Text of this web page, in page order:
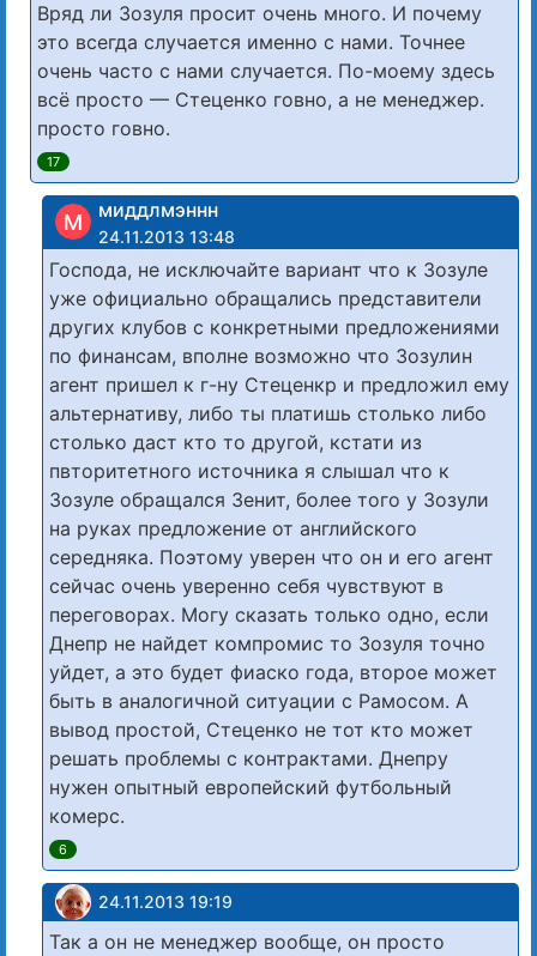
Вряд ли Зозуля просит очень много. И почему
это всегда случается именно с нами. Точнее
очень часто с нами случается. По-моему здесь
всё просто — Стеценко говно, а не менеджер.
просто говно.
17
М миддлмэннн
24.11.2013 13:48
Господа, не исключайте вариант что к Зозуле
уже официально обращались представители
других клубов с конкретными предложениями
по финансам, вполне возможно что Зозулин
агент пришел к г-ну Стеценкр и предложил ему
альтернативу, либо ты платишь столько либо
столько даст кто то другой, кстати из
пвторитетного источника я слышал что к
Зозуле обращался Зенит, более того у Зозули
на руках предложение от английского
середняка. Поэтому уверен что он и его агент
сейчас очень уверенно себя чувствуют в
переговорах. Могу сказать только одно, если
Днепр не найдет компромис то Зозуля точно
уйдет, а это будет фиаско года, второе может
быть в аналогичной ситуации с Рамосом. А
вывод простой, Стеценко не тот кто может
решать проблемы с контрактами. Днепру
нужен опытный европейский футбольный
комерс.
6
24.11.2013 19:19
Так а он не менеджер вообще, он просто